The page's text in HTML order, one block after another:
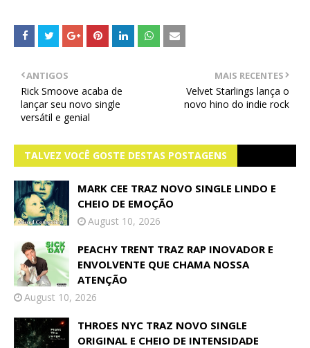
MAIS RECENTES
Velvet Starlings lança o
novo hino do indie rock
ANTIGOS
Rick Smoove acaba de
lançar seu novo single
versátil e genial
TALVEZ VOCÊ GOSTE DESTAS POSTAGENS
MARK CEE TRAZ NOVO SINGLE LINDO E
CHEIO DE EMOÇÃO
August 10, 2026
PEACHY TRENT TRAZ RAP INOVADOR E
ENVOLVENTE QUE CHAMA NOSSA
ATENÇÃO
August 10, 2026
THROES NYC TRAZ NOVO SINGLE
ORIGINAL E CHEIO DE INTENSIDADE